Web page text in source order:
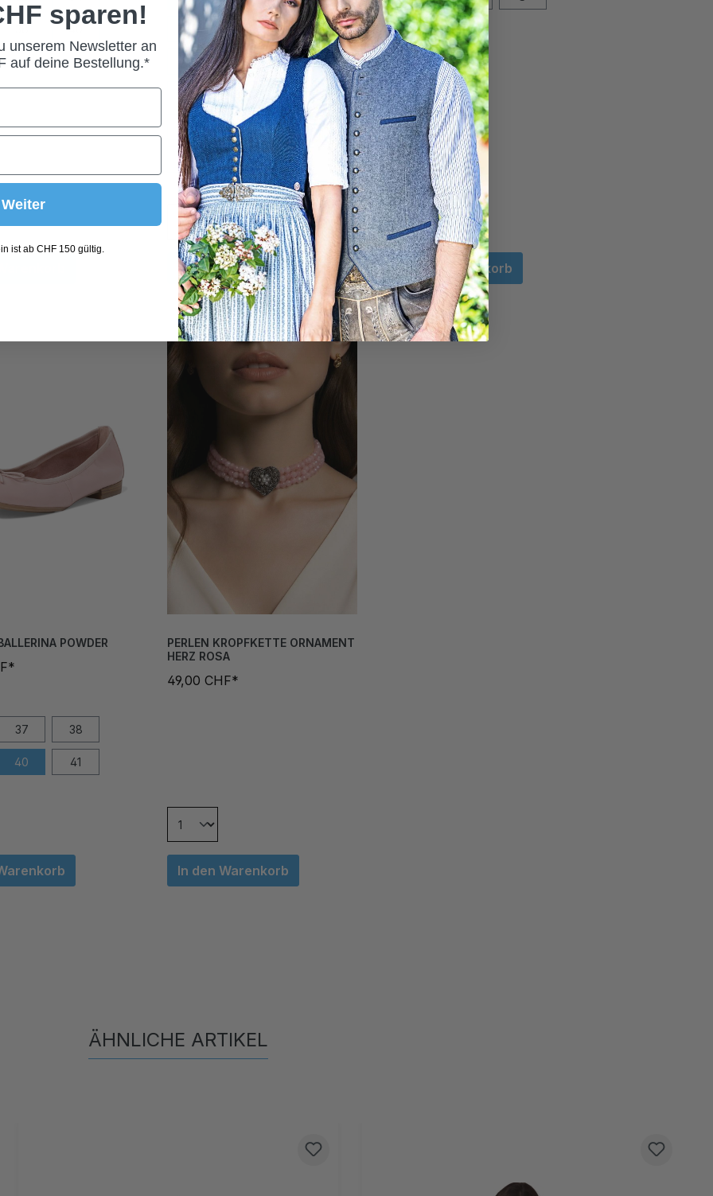
40
44
70D 75A 75B
75C 75D 80A
80B 80C 80D
85A 85B 85C
85D
In den Warenkorb
XL
In den Warenkorb
POWDER
37 38
40 41
PERLEN KROPFKETTE ORNAMENT
HERZ ROSA
49,00 CHF*
In den Warenkorb
ÄHNLICHE ARTIKEL
sparen!
unserem Newsletter an
auf deine Bestellung.*
Weiter
ist ab CHF 150 gültig.